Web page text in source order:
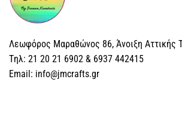
επιλεγούν
σελίδα
του
Λεωφόρος Μαραθώνος 86, Άνοιξη Αττικής
Tηλ: 21 20 21 6902 & 6937 442415
Email: info@jmcrafts.gr